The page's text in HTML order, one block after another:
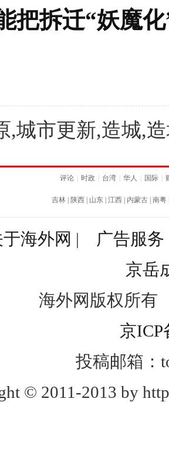
把拆迁“妖魔
,城市更新,造城,
评论 时政 台湾 华人 国际
吉林 陕西 山东 江西 内蒙古 南粤
于海外网 | 广告服务
京岳
海外网版权所有
京ICP
投稿邮箱：
© 2011-2013 by